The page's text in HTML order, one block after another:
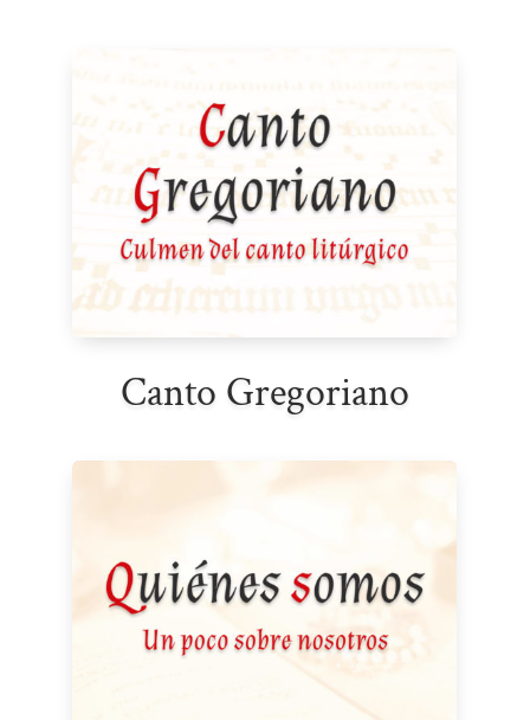
Canto Gregoriano